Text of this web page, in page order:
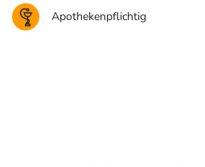
Apothekenpflichtig